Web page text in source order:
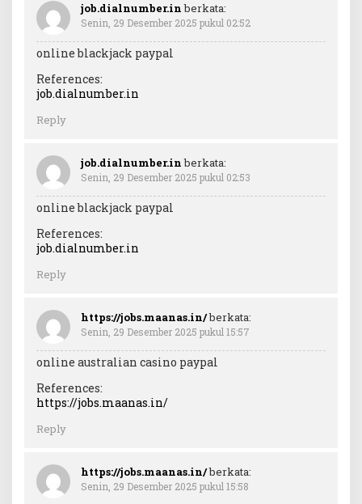
job.dialnumber.in berkata:
Senin, 29 Desember 2025 pukul 02:52
online blackjack paypal
References:
job.dialnumber.in
Reply
job.dialnumber.in berkata:
Senin, 29 Desember 2025 pukul 02:53
online blackjack paypal
References:
job.dialnumber.in
Reply
https://jobs.maanas.in/berkata:
Senin, 29 Desember 2025 pukul 15:57
online australian casino paypal
References:
https://jobs.maanas.in/
Reply
https://jobs.maanas.in/berkata:
Senin, 29 Desember 2025 pukul 15:58